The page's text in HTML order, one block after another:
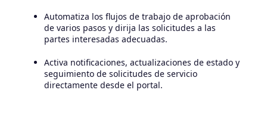
Automatiza los flujos de trabajo de aprobación
de varios pasos y dirija las solicitudes a las
partes interesadas adecuadas.
Activa notificaciones, actualizaciones de estado y
seguimiento de solicitudes de servicio
directamente desde el portal.